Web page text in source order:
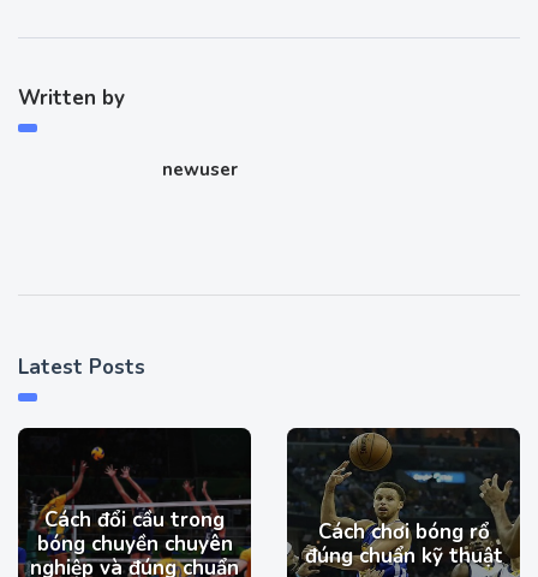
Written by
newuser
Latest Posts
Cách đổi cầu trong
bóng chuyền chuyên
nghiệp và đúng chuẩn
Cách chơi bóng rổ
đúng chuẩn kỹ thuật